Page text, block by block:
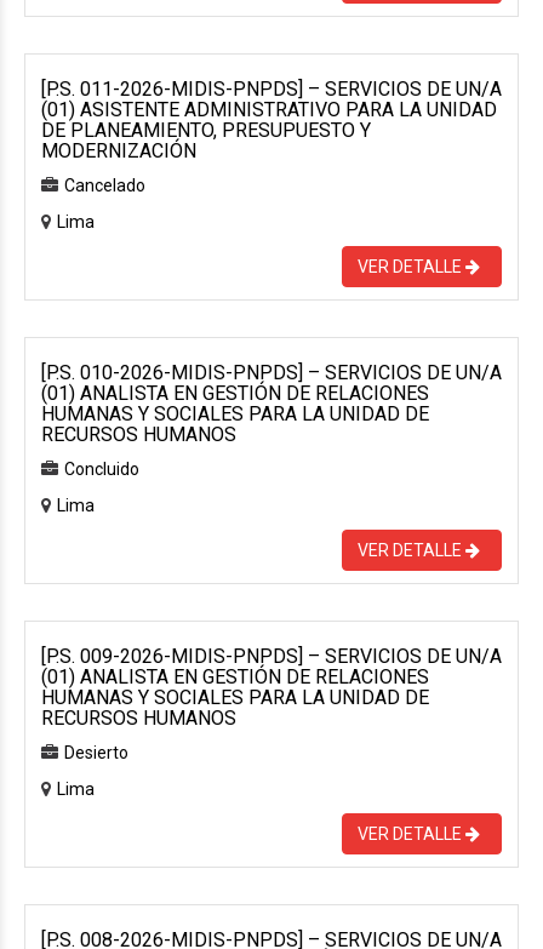
[P.S. 011-2026-MIDIS-PNPDS] – SERVICIOS DE UN/A
(01) ASISTENTE ADMINISTRATIVO PARA LA UNIDAD
DE PLANEAMIENTO, PRESUPUESTO Y
MODERNIZACIÓN
Cancelado
Lima
VER DETALLE
[P.S. 010-2026-MIDIS-PNPDS] – SERVICIOS DE UN/A
(01) ANALISTA EN GESTIÓN DE RELACIONES
HUMANAS Y SOCIALES PARA LA UNIDAD DE
RECURSOS HUMANOS
Concluido
Lima
VER DETALLE
[P.S. 009-2026-MIDIS-PNPDS] – SERVICIOS DE UN/A
(01) ANALISTA EN GESTIÓN DE RELACIONES
HUMANAS Y SOCIALES PARA LA UNIDAD DE
RECURSOS HUMANOS
Desierto
Lima
VER DETALLE
[P.S. 008-2026-MIDIS-PNPDS] – SERVICIOS DE UN/A